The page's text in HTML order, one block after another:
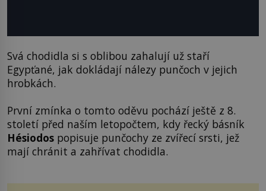
Svá chodidla si s oblibou zahalují už staří
Egypťané, jak dokládají nálezy punčoch v jejich
hrobkách.
První zmínka o tomto oděvu pochází ještě z 8.
století před naším letopočtem, kdy řecký básník
Hésiodos popisuje punčochy ze zvířecí srsti, jež
mají chránit a zahřívat chodidla.